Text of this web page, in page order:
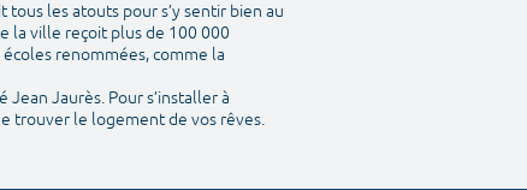
les atouts pour s’y sentir bien au
la ville reçoit plus de 100 000
renommées, comme la
Jaurès. Pour s’installer à
trouver le logement de vos rêves.